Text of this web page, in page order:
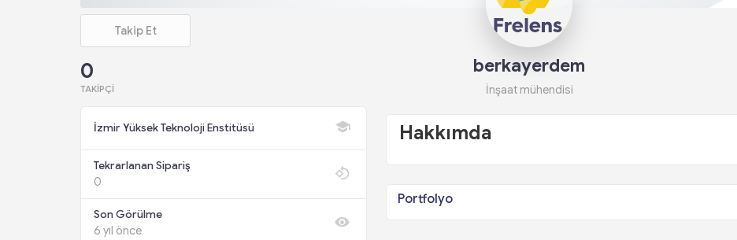
Takip Et
0
TAKIPÇI
berkayerdem
İnşaat mühendisi
İzmir Yüksek Teknoloji Enstitüsü
Tekrarlanan Sipariş
0
Son Görülme
6 yıl önce
Hakkımda
Portfolyo